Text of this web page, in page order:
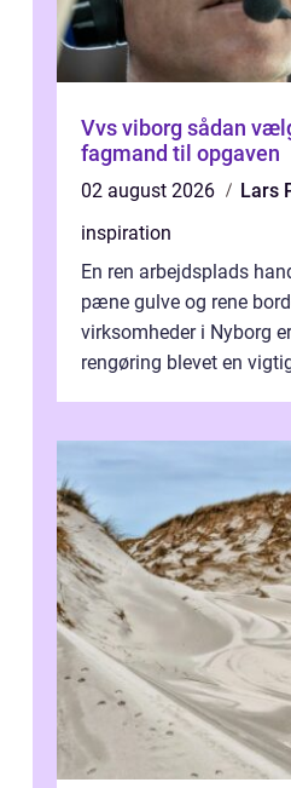
Vvs viborg sådan vælger du den rette
fagmand til opgaven
02 august 2026
Lars
inspiration
En ren arbejdsplads
pæne gulve og rene
virksomheder i Nyborg
rengøring blevet en